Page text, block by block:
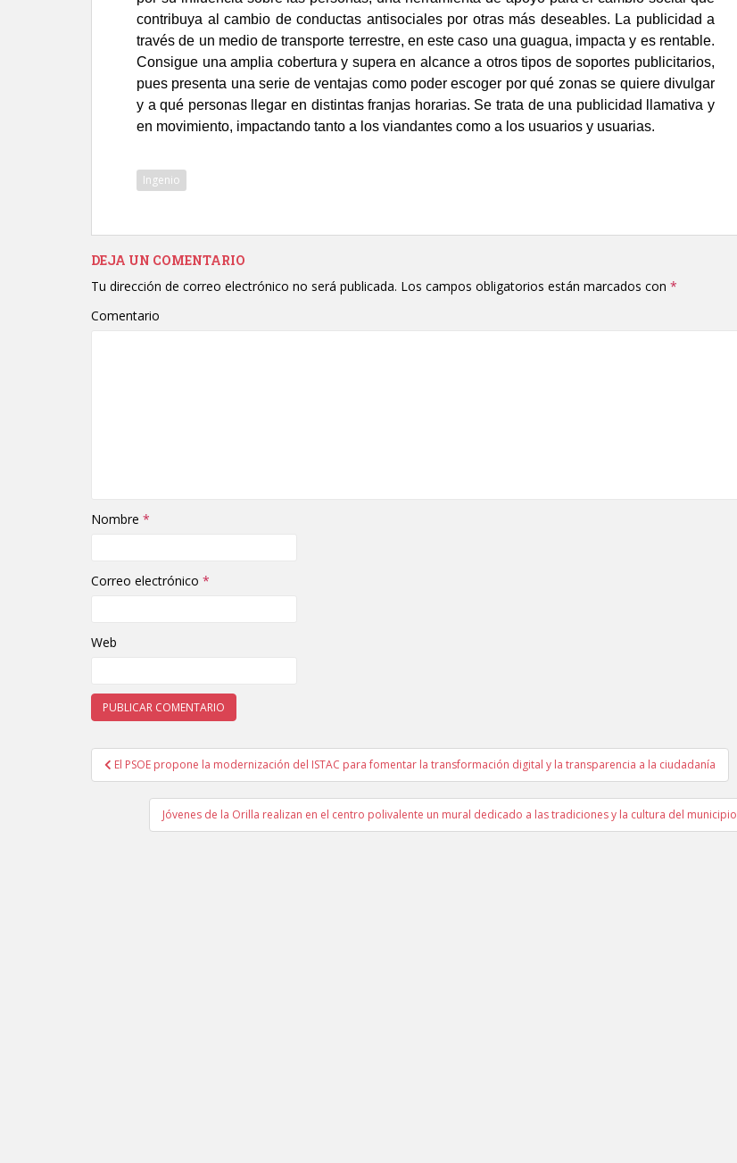
contribuya al cambio de conductas antisociales por otras más deseables. La publicidad a
través de un medio de transporte terrestre, en este caso una guagua, impacta y es rentable.
Consigue una amplia cobertura y supera en alcance a otros tipos de soportes publicitarios,
pues presenta una serie de ventajas como poder escoger por qué zonas se quiere divulgar
y a qué personas llegar en distintas franjas horarias. Se trata de una publicidad llamativa y
en movimiento, impactando tanto a los viandantes como a los usuarios y usuarias.
Ingenio
DEJA UN COMENTARIO
Tu dirección de correo electrónico no será publicada. Los campos obligatorios están marcados con *
Comentario
Nombre *
Correo electrónico *
Web
Navegación de entradas
El PSOE propone la modernización del ISTAC para fomentar la transformación digital y la transparencia a la ciudadanía
Jóvenes de la Orilla realizan en el centro polivalente un mural dedicado a las tradiciones y la cultura del municipio